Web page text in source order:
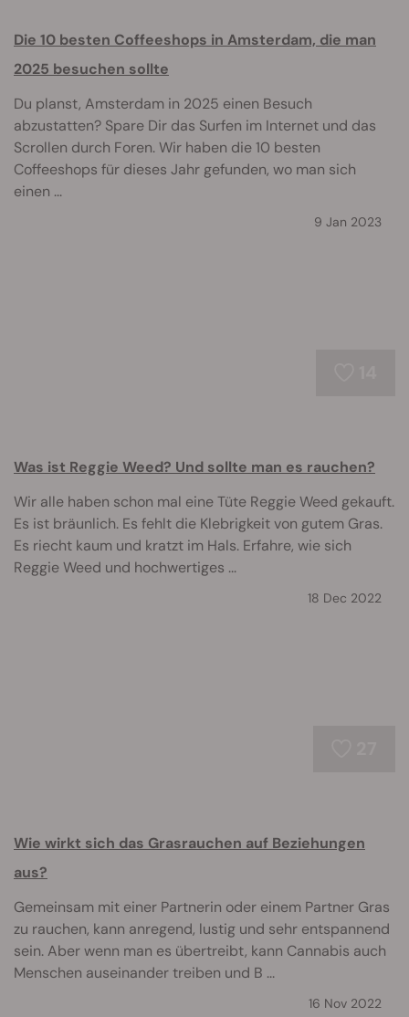
Die 10 besten Coffeeshops in Amsterdam, die man
2025 besuchen sollte
Du planst, Amsterdam in 2025 einen Besuch
abzustatten? Spare Dir das Surfen im Internet und das
Scrollen durch Foren. Wir haben die 10 besten
Coffeeshops für dieses Jahr gefunden, wo man sich
einen ...
9 Jan 2023
Was ist Reggie Weed? Und sollte man es rauchen?
Wir alle haben schon mal eine Tüte Reggie Weed gekauft.
Es ist bräunlich. Es fehlt die Klebrigkeit von gutem Gras.
Es riecht kaum und kratzt im Hals. Erfahre, wie sich
Reggie Weed und hochwertiges ...
18 Dec 2022
Wie wirkt sich das Grasrauchen auf Beziehungen
aus?
Gemeinsam mit einer Partnerin oder einem Partner Gras
zu rauchen, kann anregend, lustig und sehr entspannend
sein. Aber wenn man es übertreibt, kann Cannabis auch
Menschen auseinander treiben und B ...
16 Nov 2022